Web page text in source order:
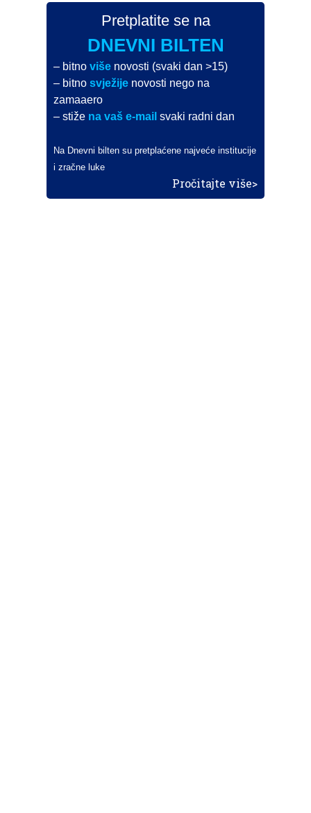
Pretplatite se na
DNEVNI BILTEN
– bitnoviše novosti (svaki dan >15)
– bitnosvježije novosti nego na
zamaaero
– stiže na vaš e-mail svaki radni dan
Na Dnevni bilten su pretplaćene najveće institucije
i zračne luke
Pročitajte više>